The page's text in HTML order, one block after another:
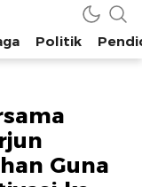
Selatan
Politik
Guna